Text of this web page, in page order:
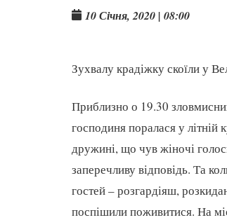
10 Січня, 2020 | 08:00
Зухвалу крадіжку скоїли у
Приблизно о 19.30
господиня поралася у літній
дружині, що чув жіночі
заперечливу відповідь. Та
гостей – розгардіяш,
поспішили поживитися. На